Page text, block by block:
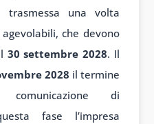
trasmessa una volta
che devono
30 settembre 2028. Il
2028 il termine
di
fase l’impresa